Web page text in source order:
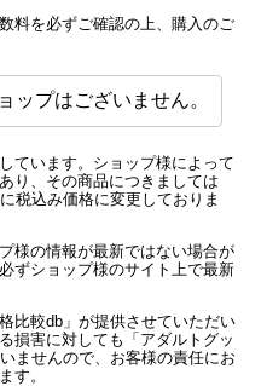
料を必ずご確認の上、購入のご
ップはございません。
ています。ショップ様によって
り、その商品につきましては
税込み価格に変更しておりま
様の情報が最新ではない場合が
ずショップ様のサイト上で最新
比較db」が提供させていただい
損害に対しても「アダルトグッ
ませんので、お客様の責任にお
す。